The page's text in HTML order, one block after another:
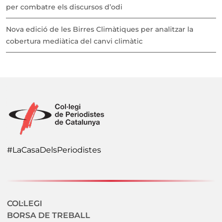
per combatre els discursos d’odi
Nova edició de les Birres Climàtiques per analitzar la
cobertura mediàtica del canvi climàtic
#LaCasaDelsPeriodistes
Navegació secundaria
COL·LEGI
BORSA DE TREBALL